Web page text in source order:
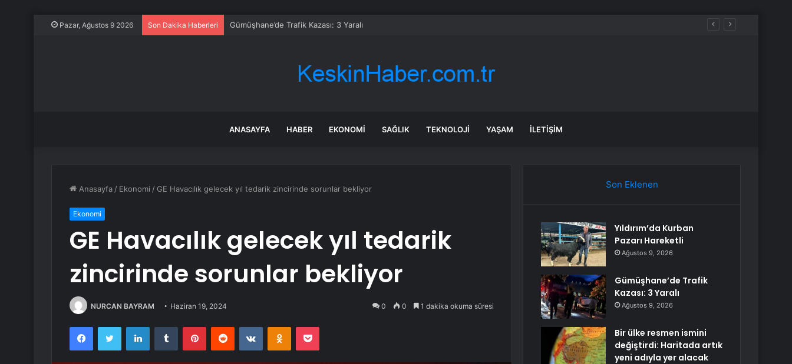
Pazar, Ağustos 9 2026 Son Dakika Haberleri Gümüşhane’de Trafik Kazası: 3 Yaralı
ANASAYFA HABER EKONOMI SAĞLIK TEKNOLOJI YAŞAM İLETIŞIM
Anasayfa / Ekonomi / GE Havacılık gelecek yıl tedarik zincirinde sorunlar bekliyor
Ekonomi
GE Havacılık gelecek yıl tedarik
zincirinde sorunlar bekliyor
NURCAN BAYRAM Haziran 19, 2024 0 0 1 dakika okuma süresi
FacebookTwitter LinkedInTumblr PinterestReddit VKontakteOdnoklassniki
Pocket
Son Eklenen
Yıldırım’da Kurban
Pazarı Hareketli
Ağustos 9, 2026
Gümüşhane’de Trafik
Kazası: 3 Yaralı
Ağustos 9, 2026
Bir ülke resmen ismini
değiştirdi: Haritada artık
yeni adıyla yer alacak